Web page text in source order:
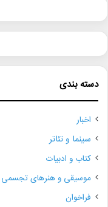
دسته بندی
اخبار
سینما و تئاتر
کتاب و ادبیات
موسیقی و هنرهای تجسمی
فراخوان